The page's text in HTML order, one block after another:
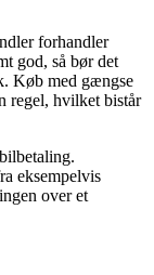
forhandler
god, så bør det
Køb med gængse
regel, hvilket bistår
eksempelvis
over et